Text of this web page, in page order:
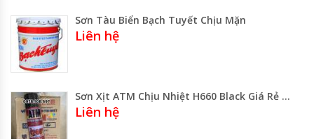
Sơn Tàu Biển Bạch Tuyết Chịu Mặn
Liên hệ
Sơn Xịt ATM Chịu Nhiệt H660 Black Giá Rẻ Nhất TPHCM
Liên hệ